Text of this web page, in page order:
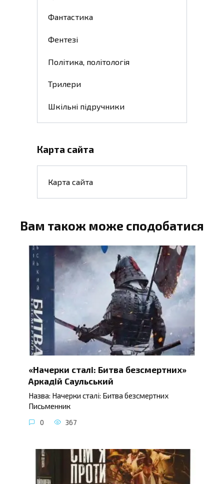
Фантастика
Фентезі
Політика, політологія
Трилери
Шкільні підручники
Карта сайта
Карта сайта
Вам також може сподобатися
«Начерки сталі: Битва безсмертних»
Аркадій Саульський
Назва: Начерки сталі: Битва безсмертних
Письменник
0 367